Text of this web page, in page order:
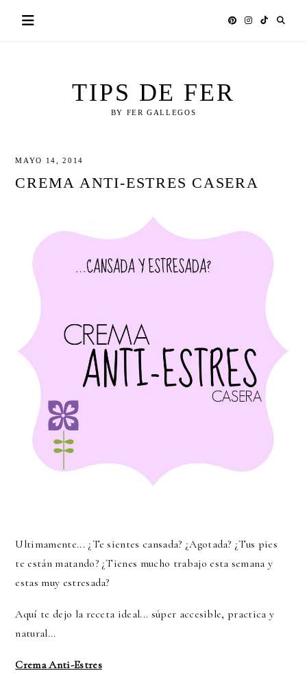
TIPS DE FER
BY FER GALLEGOS
MAYO 14, 2014
CREMA ANTI-ESTRES CASERA
Ultimamente... ¿Te sientes cansada? ¿Agotada? ¿Tus pies
te están matando? ¿Tienes mucho trabajo esta semana y
estas muy estresada?
Aquí te dejo la receta ideal... súper accesible, practica y
natural...
Crema Anti-Estres